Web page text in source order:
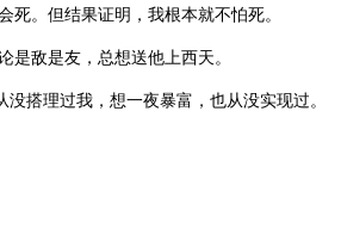
。但结果证明，我根本就不怕死。
是敌是友，总想送他上西天。
搭理过我，想一夜暴富，也从没实现过。